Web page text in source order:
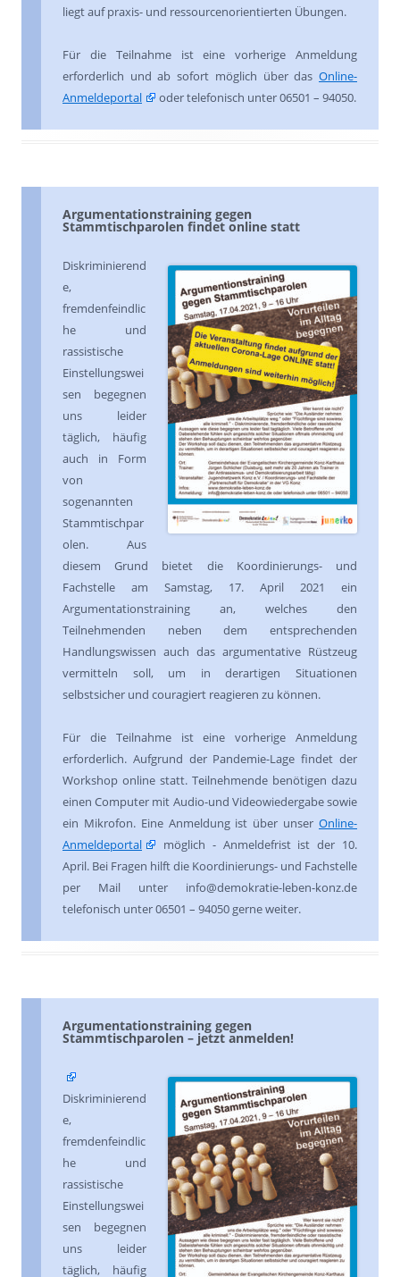
liegt auf praxis- und ressourcenorientierten Übungen.
Für die Teilnahme ist eine vorherige Anmeldung
erforderlich und ab sofort möglich über das Online-
Anmeldeportal
oder telefonisch unter 06501 – 94050.
Argumentationstraining gegen
Stammtischparolen findet online statt
Diskriminierend
e,
fremdenfeindlic
he und
rassistische
Einstellungswei
sen begegnen
uns leider
täglich, häufig
auch in Form
von
sogenannten
Stammtischpar
olen. Aus
diesem Grund bietet die Koordinierungs- und
Fachstelle am Samstag, 17. April 2021 ein
Argumentationstraining an, welches den
Teilnehmenden neben dem entsprechenden
Handlungswissen auch das argumentative Rüstzeug
vermitteln soll, um in derartigen Situationen
selbstsicher und couragiert reagieren zu können.
Für die Teilnahme ist eine vorherige Anmeldung
erforderlich. Aufgrund der Pandemie-Lage findet der
Workshop online statt. Teilnehmende benötigen dazu
einen Computer mit Audio-und Videowiedergabe sowie
ein Mikrofon. Eine Anmeldung ist über unser Online-
Anmeldeportal
möglich - Anmeldefrist ist der 10.
April. Bei Fragen hilft die Koordinierungs- und Fachstelle
per Mail unter info@demokratie-leben-konz.de
telefonisch unter 06501 – 94050 gerne weiter.
Argumentationstraining gegen
Stammtischparolen – jetzt anmelden!
Diskriminierend
e,
fremdenfeindlic
he und
rassistische
Einstellungswei
sen begegnen
uns leider
täglich, häufig